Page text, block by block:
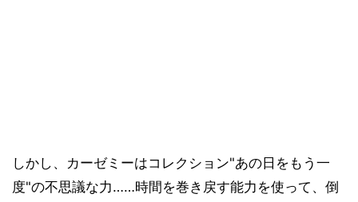
しかし、カーゼミーはコレクション"あの日をもう一
度"の不思議な力……時間を巻き戻す能力を使って、倒